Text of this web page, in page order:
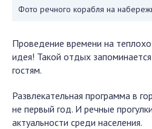
Фото речного корабля на
Проведение времени на
идея! Такой отдых
гостям.
Развлекательная программа в
не первый год. И речные
актуальности среди населения.